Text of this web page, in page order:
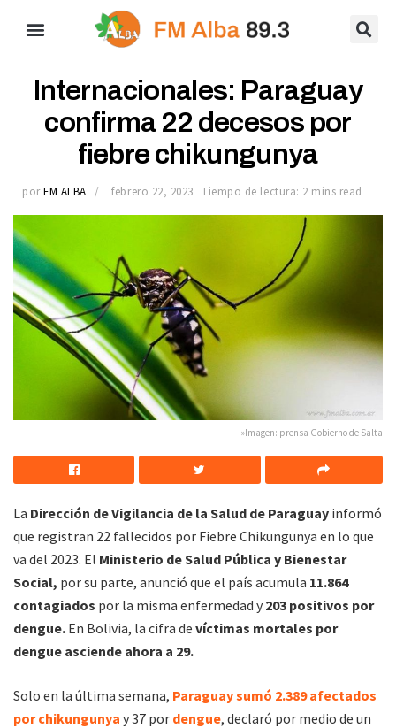
Internacionales: Paraguay
confirma 22 decesos por
fiebre chikungunya
por FM ALBA febrero 22, 2023 Tiempo de lectura: 2 mins read
»Imagen: prensa Gobierno de Salta
La Dirección de Vigilancia de la Salud de Paraguay informó
que registran 22 fallecidos por Fiebre Chikungunya en lo que
va del 2023. El Ministerio de Salud Pública y Bienestar
Social, por su parte, anunció que el país acumula 11.864
contagiados por la misma enfermedad y 203 positivos por
dengue. En Bolivia, la cifra de víctimas mortales por
dengue asciende ahora a 29.
Solo en la última semana, Paraguaysumó 2.389 afectados
por chikungunya y 37 por dengue, declaró por medio de un